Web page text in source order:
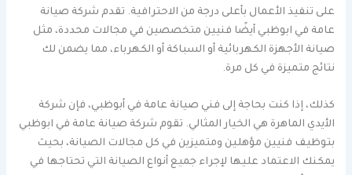
على تنفيذ الأعمال بأعلى درجة من الاحترافية. تقدم شركة صيانة
عامة في ابوظبي أيضًا فنيين متخصصين في مجالات محددة، مثل
صيانة الأجهزة الكهربائية أو السباكة أو الكهرباء، مما يضمن لك
نتائج متميزة في كل مرة.
كذلك، إذا كنت بحاجة إلى فني صيانة عامة في أبوظبي، فإن شركة
الأيدي الماهرة هي الخيار المثالي. تقوم شركة صيانة عامة في ابوظبي
بتوظيف فنيين مؤهلين ومتميزين في كل مجالات الصيانة، بحيث
يمكنك الاعتماد عليها لإجراء جميع أنواع الصيانة التي تحتاجها في